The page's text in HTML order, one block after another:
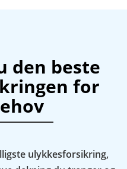
den beste
for
ulykkesforsikring,